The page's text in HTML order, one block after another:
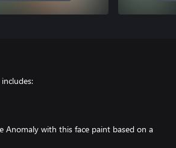
Anomaly with this face paint based on a